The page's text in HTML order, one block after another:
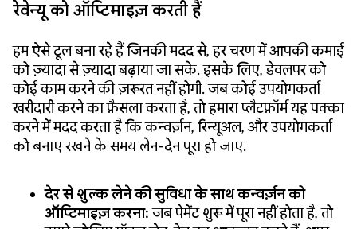
रेवेन्यू को ऑप्टिमाइज़ करती हैं
हम ऐसे टूल बना रहे हैं जिनकी मदद से, हर चरण में आपकी कमाई
को ज़्यादा से ज़्यादा बढ़ाया जा सके. इसके लिए, डेवलपर को
कोई काम करने की ज़रूरत नहीं होगी. जब कोई उपयोगकर्ता
खरीदारी करने का फ़ैसला करता है, तो हमारा प्लैटफ़ॉर्म यह पक्का
करने में मदद करता है कि कन्वर्ज़न, रिन्यूअल, और उपयोगकर्ता
को बनाए रखने के समय लेन-देन पूरा हो जाए.
देर से शुल्क लेने की सुविधा के साथ कन्वर्ज़न को
ऑप्टिमाइज़ करना:जब पेमेंट शुरू में पूरा नहीं होता है, तो